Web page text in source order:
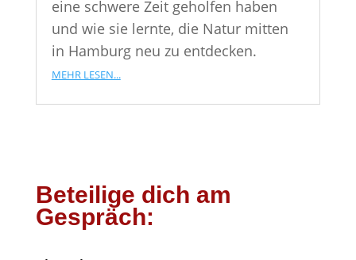
eine schwere Zeit geholfen haben
und wie sie lernte, die Natur mitten
in Hamburg neu zu entdecken.
mehr lesen...
Beteilige dich am
Gespräch: